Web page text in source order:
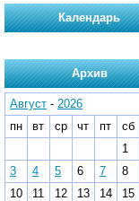
Календарь
Архив
Август - 2026
пн
вт ср чт пт сб
1
3
4 5 6 7 8
10
11 12 13 14 15